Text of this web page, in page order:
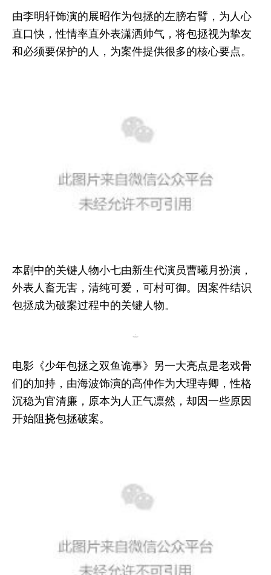
由李明轩饰演的展昭作为包拯的左膀右臂，为人心
直口快，性情率直外表潇洒帅气，将包拯视为挚友
和必须要保护的人，为案件提供很多的核心要点。
本剧中的关键人物小七由新生代演员曹曦月扮演，
外表人畜无害，清纯可爱，可村可御。因案件结识
包拯成为破案过程中的关键人物。
电影《少年包拯之双鱼诡事》另一大亮点是老戏骨
们的加持，由海波饰演的高仲作为大理寺卿，性格
沉稳为官清廉，原本为人正气凛然，却因一些原因
开始阻挠包拯破案。